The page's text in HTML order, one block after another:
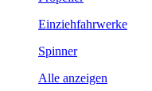
Einziehfahrwerke
Spinner
Alle anzeigen